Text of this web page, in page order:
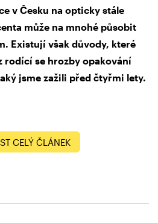
v Česku na opticky stále
může na mnohé působit
Existují však důvody, které
rodící se hrozby opakování
jsme zažili před čtyřmi lety.
CELÝ ČLÁNEK